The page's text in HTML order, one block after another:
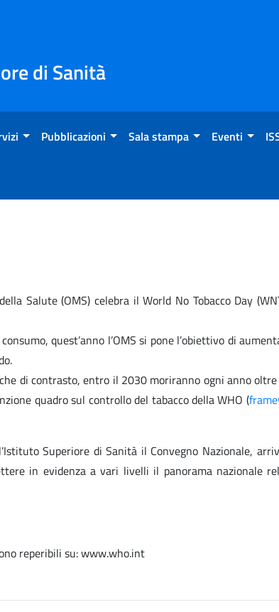
di Sanità
Pubblicazioni Sala stampa Eventi
Salute (OMS) celebra il World No Tobacco Day
quest’anno l’OMS si pone l’obiettivo di
di contrasto, entro il 2030 moriranno ogni anno
quadro sul controllo del tabacco della WHO (
Superiore di Sanità il Convegno Nazionale,
in evidenza a vari livelli il panorama
reperibili su: www.who.int